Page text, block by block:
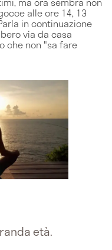
alle ore 14, 13
in continuazione
via da casa
che non "sa fare
età.